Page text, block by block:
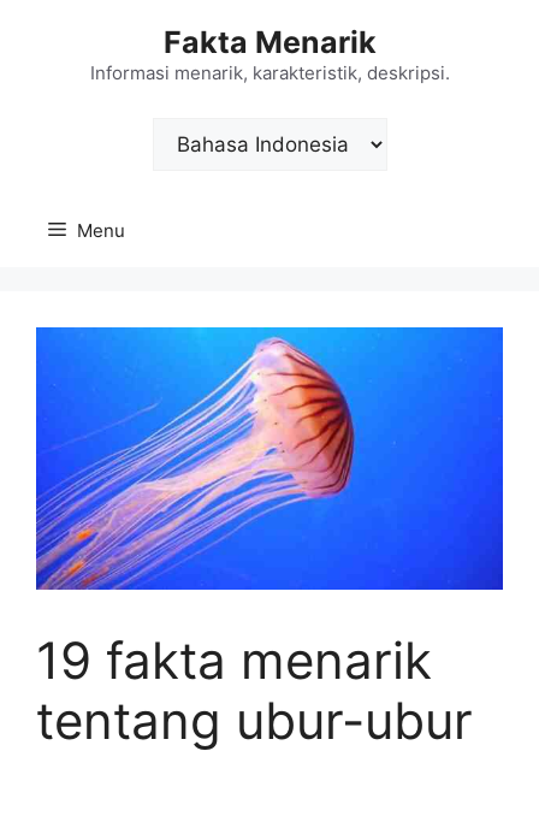
Fakta Menarik
Informasi menarik, karakteristik, deskripsi.
Choose
Menu
19 fakta menarik
tentang ubur-ubur